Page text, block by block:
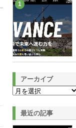
1
アーカイブ
最近の記事